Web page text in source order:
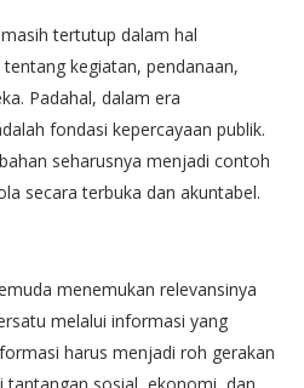
tertutup dalam hal
kegiatan, pendanaan,
Padahal, dalam era
fondasi kepercayaan publik.
seharusnya menjadi contoh
secara terbuka dan akuntabel.
menemukan relevansinya
melalui informasi yang
harus menjadi roh gerakan